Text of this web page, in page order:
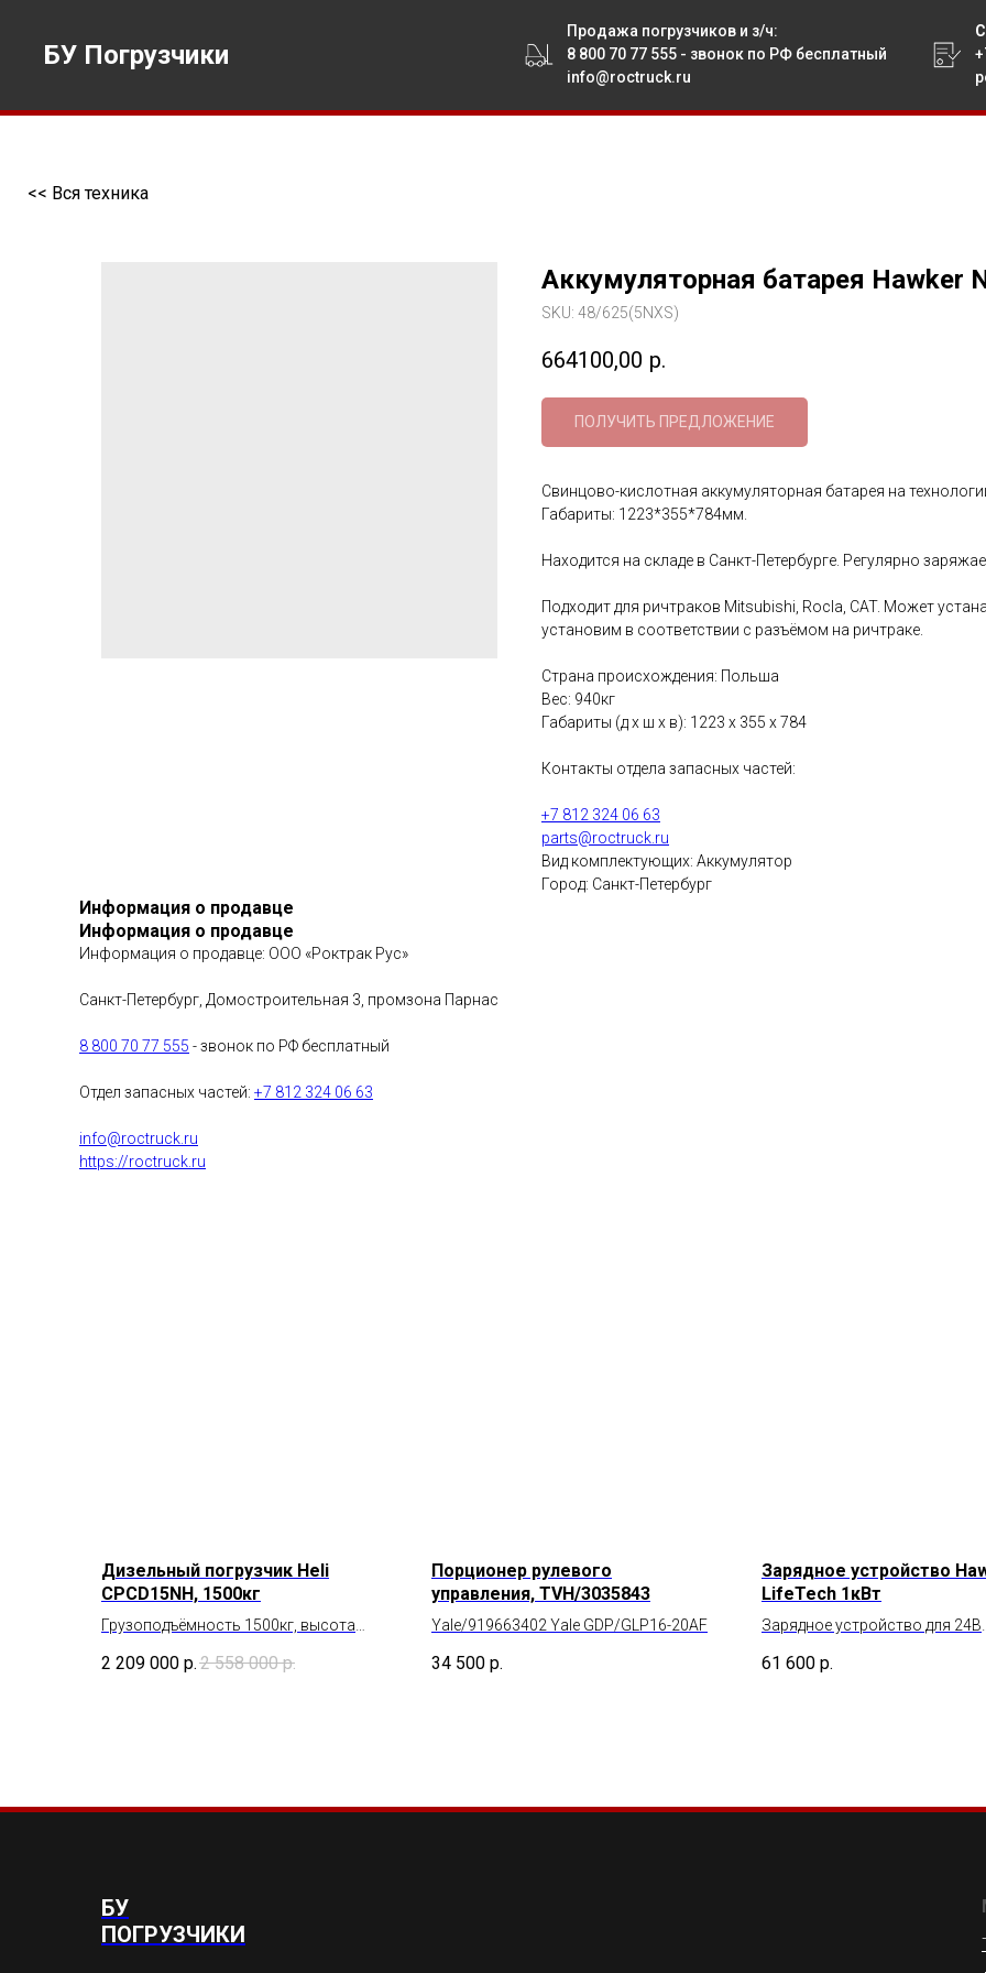
БУ Погрузчики
Продажа погрузчиков и з/ч:
8 800 70 77 555 - звонок по РФ бесплатный
info@roctruck.ru
<< Вся техника
Аккумуляторная батарея Hawker
SKU: 48/625(5NXS)
664100,00 р.
ПОЛУЧИТЬ ПРЕДЛОЖЕНИЕ
Свинцово-кислотная аккумуляторная батарея на
Габариты: 1223*355*784мм.
Находится на складе в Санкт-Петербурге. Регулярно
Подходит для ричтраков Mitsubishi, Rocla, CAT. Может
установим в соответствии с разъёмом на ричтраке.
Страна происхождения: Польша
Вес: 940кг
Габариты (д х ш х в): 1223 х 355 х 784
Контакты отдела запасных частей:
+7 812 324 06 63
parts@roctruck.ru
Вид комплектующих: Аккумулятор
Город: Санкт-Петербург
Информация о продавце
Информация о продавце
Информация о продавце: ООО «Роктрак Рус»
Санкт-Петербург, Домостроительная 3, промзона Парнас
8 800 70 77 555 - звонок по РФ бесплатный
Отдел запасных частей: +7 812 324 06 63
info@roctruck.ru
https://roctruck.ru
Дизельный погрузчик Heli
CPCD15NH, 1500кг
Грузоподъёмность 1500кг, высота
2 209 000 р. 2 558 000 р.
Порционер рулевого
управления, TVH/3035843
Yale/919663402 Yale GDP/GLP16-20AF
34 500 р.
Зарядное устройство
LifeTech 1кВт
Зарядное устройство для 24В
61 600 р.
БУ
ПОГРУЗЧИКИ